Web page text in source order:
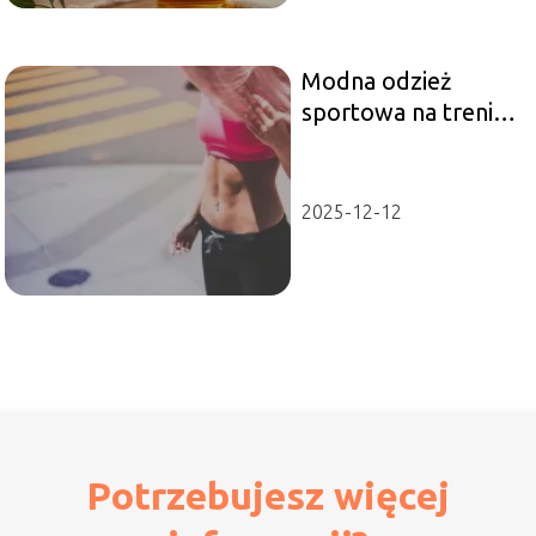
Modna odzież
sportowa na trening
2025-12-12
Potrzebujesz więcej